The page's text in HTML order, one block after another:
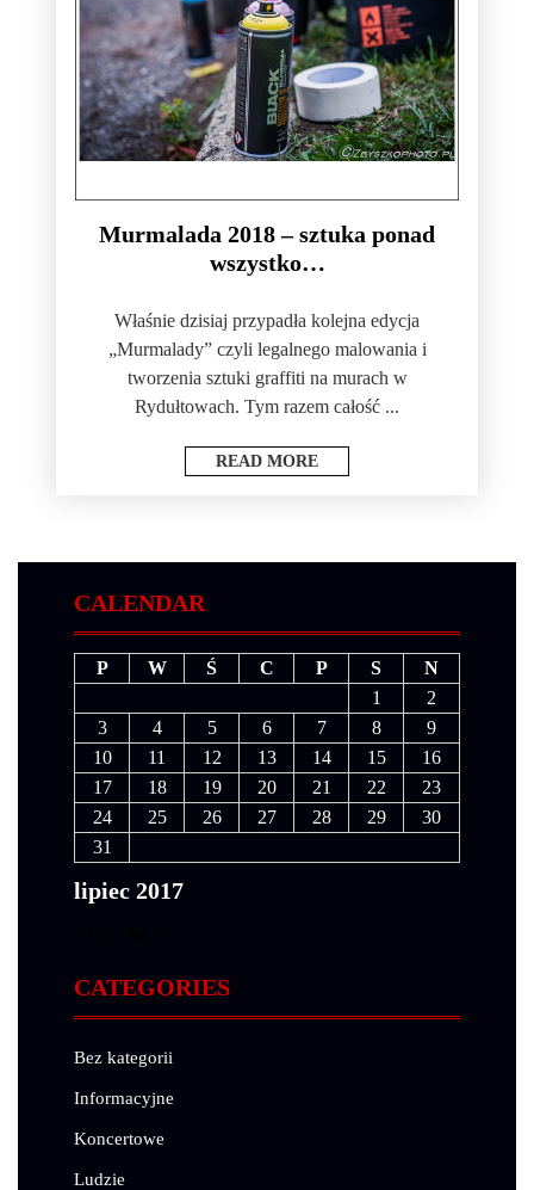
Murmalada 2018 – sztuka ponad
wszystko…
Właśnie dzisiaj przypadła kolejna edycja
„Murmalady” czyli legalnego malowania i
tworzenia sztuki graffiti na murach w
Rydułtowach. Tym razem całość ...
READ MORE
CALENDAR
lipiec 2017
P W Ś C P S
N
1
2
3
4 5 6 7 8
9
10
11 12 13 14 15
16
17
18 19 20 21 22
23
24
25 26 27 28 29
30
31
CATEGORIES
Bez kategorii
Informacyjne
Koncertowe
Ludzie